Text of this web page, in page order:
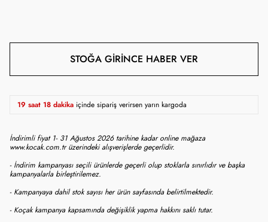
STOĞA GIRINCE HABER VER
19 saat 18 dakika içinde sipariş verirsen yarın kargoda
İndirimli fiyat 1- 31 Ağustos 2026 tarihine kadar online mağaza
www.kocak.com.tr üzerindeki alışverişlerde geçerlidir.
- İndirim kampanyası seçili ürünlerde geçerli olup stoklarla sınırlıdır ve başka
kampanyalarla birleştirilemez.
- Kampanyaya dahil stok sayısı her ürün sayfasında belirtilmektedir.
- Koçak kampanya kapsamında değişiklik yapma hakkını saklı tutar.